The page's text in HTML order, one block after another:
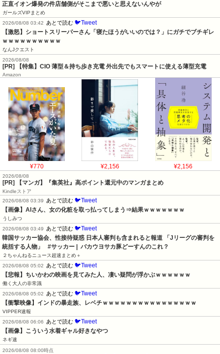
正直イオン爆発の件店舗側がそこまで悪いと思えないんやが
ガールズVIPまとめ
2026/08/08 03:42
あとで読む 🐦Tweet
【激怒】ショートスリーパーさん「寝たほうがいいのでは？」にガチでブチギレ
ｗｗｗｗｗｗｗｗｗｗ
なんJクエスト
2026/08/08
[PR] 【特集】CIO 薄型＆持ち歩き充電 外出先でもスマートに使える薄型充電
Amazon
¥770 ¥2,156 ¥2,156
2026/08/08
[PR] 【マンガ】『集英社』高ポイント還元中のマンガまとめ
Kindleストア
2026/08/08 03:39
あとで読む 🐦Tweet
【画像】AIさん、女の化粧を取っ払ってしまう⇒結果ｗｗｗｗｗｗｗ
うしみつ
2026/08/08 03:49
あとで読む 🐦Tweet
韓国サッカー協会、性接待疑惑 日本人審判も含まれると報道 「Jリーグの審判を
統括する人物」   #サッカー |  バカウヨサカ豚どーすんのこれ？
２ちゃんねるニュース超速まとめ＋
2026/08/08 05:02
あとで読む 🐦Tweet
【悲報】ちいかわの映画を見てみた人、凄い疑問が浮かぶｗｗｗｗｗｗ
働く大人の非常識
2026/08/08 05:02
あとで読む 🐦Tweet
【衝撃映像】インドの暴走族、レベチｗｗｗｗｗｗｗｗｗｗｗｗｗｗｗｗ
VIPPER速報
2026/08/08 06:06
あとで読む 🐦Tweet
【画像】こういう水着ギャル好きなやつ
ネギ速
2026/08/08 08:00時点